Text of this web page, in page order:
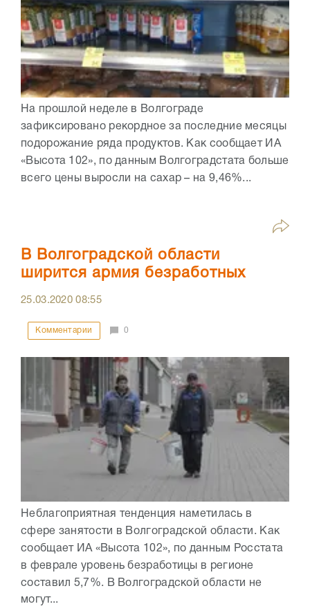
На прошлой неделе в Волгограде
зафиксировано рекордное за последние месяцы
подорожание ряда продуктов. Как сообщает ИА
«Высота 102», по данным Волгоградстата больше
всего цены выросли на сахар – на 9,46%...
В Волгоградской области
ширится армия безработных
25.03.202008:55
Комментарии 0
Неблагоприятная тенденция наметилась в
сфере занятости в Волгоградской области. Как
сообщает ИА «Высота 102», по данным Росстата
в феврале уровень безработицы в регионе
составил 5,7%. В Волгоградской области не
могут...